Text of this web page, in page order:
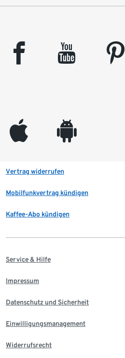
facebook youtube pinterest
appleinc android
Vertrag widerrufen
Mobilfunkvertrag kündigen
Kaffee-Abo kündigen
Service & Hilfe
Impressum
Datenschutz und Sicherheit
Einwilligungsmanagement
Widerrufsrecht